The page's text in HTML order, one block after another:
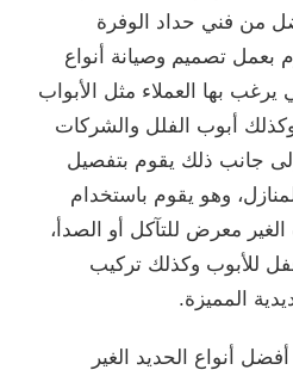
من فني حداد الوفرة
بعمل تصميم وصيانة أنواع
يرغب بها العملاء مثل الأبواب
أبوب الفلل والشركات
جانب ذلك يقوم بتفصيل
وهو يقوم باستخدام
معرض للتآكل أو الصدأ،
للأبوب وكذلك تركيب
المميزة.
أنواع الحديد الغير